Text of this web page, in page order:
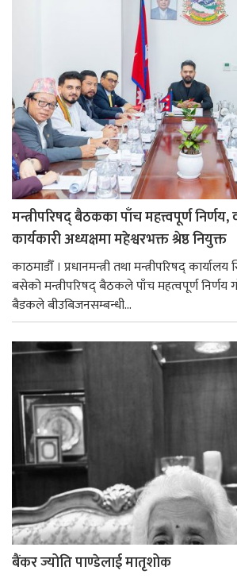
मन्त्रीपरिषद् बैठकका पाँच महत्त्वपूर्ण
कार्यकारी अध्यक्षमा महेश्वरभक्त श्रेष्ठ नियुक्त
काठमाडौँ । प्रधानमन्त्री तथा मन्त्रीपरिषद्
बसेको मन्त्रीपरिषद् बैठकले पाँच महत्वपूर्ण निर्णय
बैडकले बीउबिजनसम्बन्धी...
बैंकर ज्योति पाण्डेलाई मातृशोक